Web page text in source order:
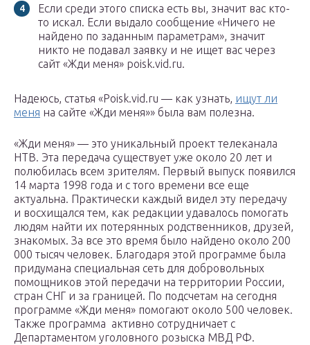
Если среди этого списка есть вы, значит вас кто-
то искал. Если выдало сообщение «Ничего не
найдено по заданным параметрам», значит
никто не подавал заявку и не ищет вас через
сайт «Жди меня» poisk.vid.ru.
Надеюсь, статья «Poisk.vid.ru — как узнать, ищут ли
меня на сайте «Жди меня»» была вам полезна.
«Жди меня» — это уникальный проект телеканала
НТВ. Эта передача существует уже около 20 лет и
полюбилась всем зрителям. Первый выпуск появился
14 марта 1998 года и с того времени все еще
актуальна. Практически каждый видел эту передачу
и восхищался тем, как редакции удавалось помогать
людям найти их потерянных родственников, друзей,
знакомых. За все это время было найдено около 200
000 тысяч человек. Благодаря этой программе была
придумана специальная сеть для добровольных
помощников этой передачи на территории России,
стран СНГ и за границей. По подсчетам на сегодня
программе «Жди меня» помогают около 500 человек.
Также программа активно сотрудничает с
Департаментом уголовного розыска МВД РФ.